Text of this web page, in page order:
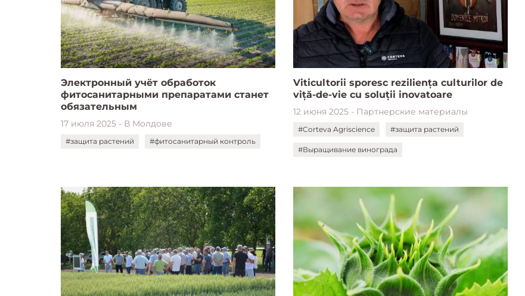
Электронный учёт обработок
фитосанитарными препаратами станет
обязательным
17 июля 2025 - В Молдове
#защита растений #фитосанитарный контроль
Viticultorii sporesc reziliența culturilor de
viță-de-vie cu soluții inovatoare
12 июня 2025 - Партнерские материалы
#Corteva Agriscience #защита растений
#Выращивание винограда